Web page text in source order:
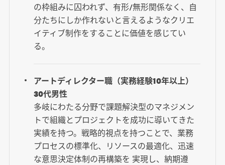
の枠組みに囚われず、有形/無形関係なく、自
分たちにしか作れないと言えるようなクリエ
イティブ制作をすることに価値を感じてい
る。
アートディレクター職（実務経験10年以上）
30代男性
多岐にわたる分野で課題解決型のマネジメン
トで組織とプロジェクトを成功に導いてきた
実績を持つ。戦略的視点を持つことで、業務
プロセスの標準化、リソースの最適化、迅速
な意思決定体制の再構築を 実現し、納期遵